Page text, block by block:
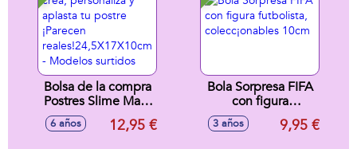
Bolsa de la compra
Postres Slime Mart,
crea, personaliza y
aplasta tu postre
6 años 12,95 €
Bola Sorpresa FIFA
con figura
futbolista,
colecc¡onables
3 años 9,95 €